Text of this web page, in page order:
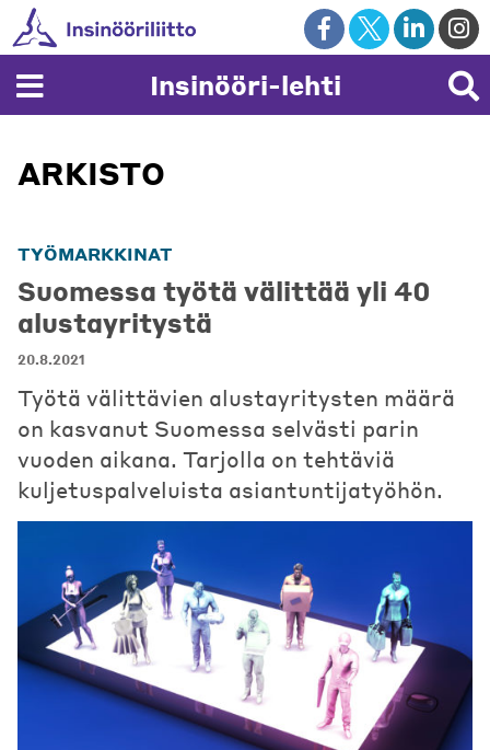
Skip
to
content
Insinööri-lehti
ARKISTO
TYÖMARKKINAT
Suomessa työtä välittää yli 40
alustayritystä
20.8.2021
Työtä välittävien alustayritysten määrä
on kasvanut Suomessa selvästi parin
vuoden aikana. Tarjolla on tehtäviä
kuljetuspalveluista asiantuntijatyöhön.